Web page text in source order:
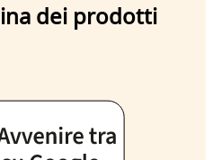
dei prodotti